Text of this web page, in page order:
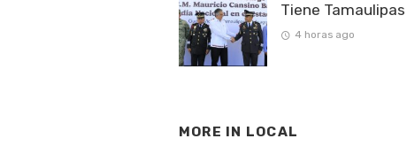
Tiene
4 horas ago
MORE IN LOCAL